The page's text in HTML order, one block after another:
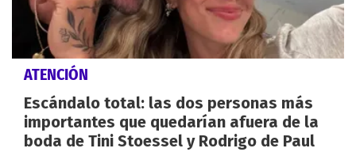
ATENCIÓN
Escándalo total: las dos personas más
importantes que quedarían afuera de la
boda de Tini Stoessel y Rodrigo de Paul